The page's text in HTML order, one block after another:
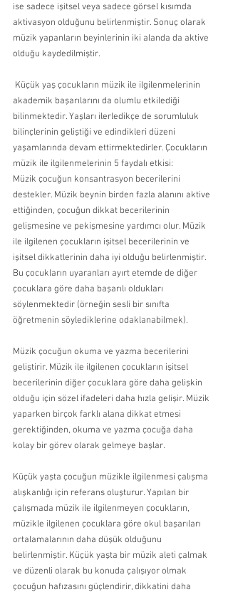
ise sadece işitsel veya sadece görsel kısımda
aktivasyon olduğunu belirlenmiştir. Sonuç olarak
müzik yapanların beyinlerinin iki alanda da aktive
olduğu kaydedilmiştir.
akademik başarılarını da olumlu etkilediği
bilinmektedir. Yaşları ilerledikçe de sorumluluk
bilinçlerinin geliştiği ve edindikleri düzeni
yaşamlarında devam ettirmektedirler. Çocukların
müzik ile ilgilenmelerinin 5 faydalı etkisi:
Müzik çocuğun konsantrasyon becerilerini
destekler. Müzik beynin birden fazla alanını aktive
ettiğinden, çocuğun dikkat becerilerinin
gelişmesine ve pekişmesine yardımcı olur. Müzik
ile ilgilenen çocukların işitsel becerilerinin ve
işitsel dikkatlerinin daha iyi olduğu belirlenmiştir.
Bu çocukların uyaranları ayırt etemde de diğer
çocuklara göre daha başarılı oldukları
söylenmektedir (örneğin sesli bir sınıfta
öğretmenin söylediklerine odaklanabilmek).
Müzik çocuğun okuma ve yazma becerilerini
geliştirir. Müzik ile ilgilenen çocukların işitsel
becerilerinin diğer çocuklara göre daha gelişkin
olduğu için sözel ifadeleri daha hızla gelişir. Müzik
yaparken birçok farklı alana dikkat etmesi
gerektiğinden, okuma ve yazma çocuğa daha
kolay bir görev olarak gelmeye başlar.
Küçük yaşta çocuğun müzikle ilgilenmesi çalışma
alışkanlığı için referans oluşturur. Yapılan bir
çalışmada müzik ile ilgilenmeyen çocukların,
müzikle ilgilenen çocuklara göre okul başarıları
ortalamalarının daha düşük olduğunu
belirlenmiştir. Küçük yaşta bir müzik aleti çalmak
ve düzenli olarak bu konuda çalışıyor olmak
çocuğun hafızasını güçlendirir, dikkatini daha